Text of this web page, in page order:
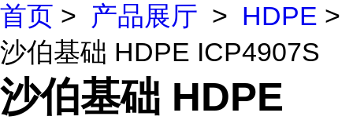
首页 > 产品展厅 > HDPE >
沙伯基础 HDPE ICP4907S
沙伯基础 HDPE